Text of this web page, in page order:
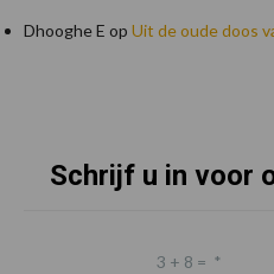
Dhooghe E op Uit de oude doos
FooterSchrijf u in voor
3 + 8 = *